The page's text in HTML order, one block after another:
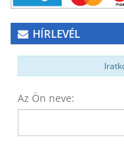
HÍRLEVÉL
Az Ön neve: